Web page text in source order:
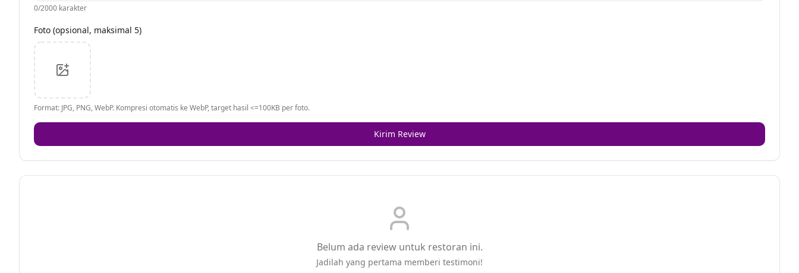
0/2000 karakter
Foto (opsional, maksimal 5)
Format: JPG, PNG, WebP. Kompresi otomatis ke WebP, target hasil <=100KB per foto.
Kirim Review
Belum ada review untuk restoran ini.
Jadilah yang pertama memberi testimoni!